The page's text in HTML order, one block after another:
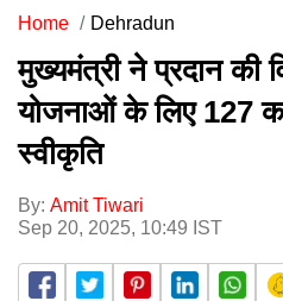
Home Dehradun
मुख्यमंत्री ने प्रदान की
योजनाओं के लिए 127
स्वीकृति
By: Amit Tiwari
Sep 20, 2025, 10:49 IST